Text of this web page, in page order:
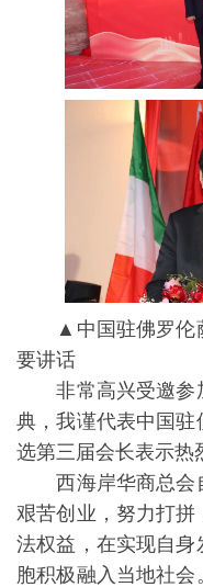
▲中国驻佛罗伦萨
要讲话
非常高兴受邀参
典，我谨代表中国驻
选第三届会长表示热
西海岸华商总会自
艰苦创业，努力打
法权益，在实现自
胞积极融入当地社